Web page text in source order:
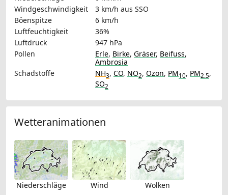
Windgeschwindigkeit
3 km/h aus SSO
Böenspitze
6 km/h
Luftfeuchtigkeit
36%
Luftdruck
947 hPa
Pollen
Erle, Birke, Gräser, Beifuss,
Ambrosia
Schadstoffe
NH3, CO, NO2, Ozon, PM10, PM2.5,
SO2
Wetteranimationen
Niederschläge Wind Wolken